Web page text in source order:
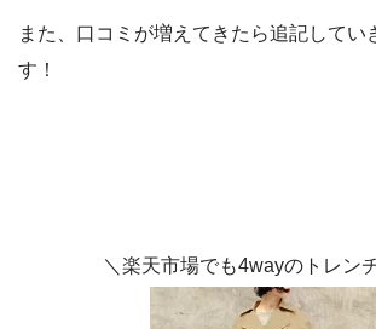
また、口コミが増えてきたら追記してい
す！
＼楽天市場でも4wayのトレン